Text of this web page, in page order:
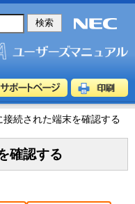
接続された端末を確認する
確認する